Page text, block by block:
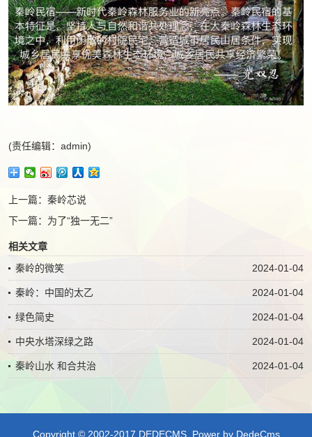
(责任编辑：admin)
上一篇： 秦岭芯说
下一篇： 为了“独一无二”
相关文章
2024-01-04
秦岭的微笑
2024-01-04
秦岭：中国的太乙
2024-01-04
绿色简史
2024-01-04
中央水塔深绿之路
2024-01-04
秦岭山水 和合共治
Copyright © 2002-2017 DEDECMS. Power by DedeCms